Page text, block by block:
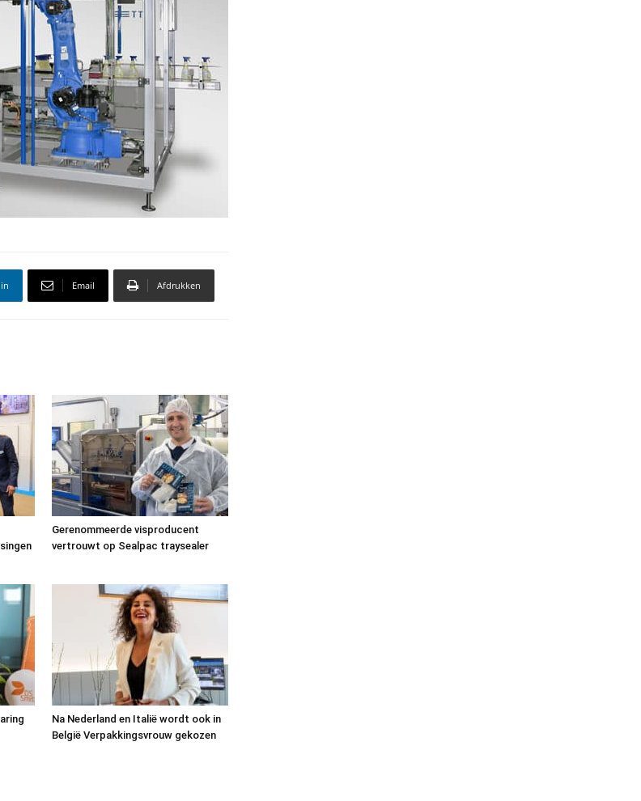
Email Afdrukken
Gerenommeerde visproducent
vertrouwt op Sealpac traysealer
Na Nederland en Italië wordt ook in
België Verpakkingsvrouw gekozen